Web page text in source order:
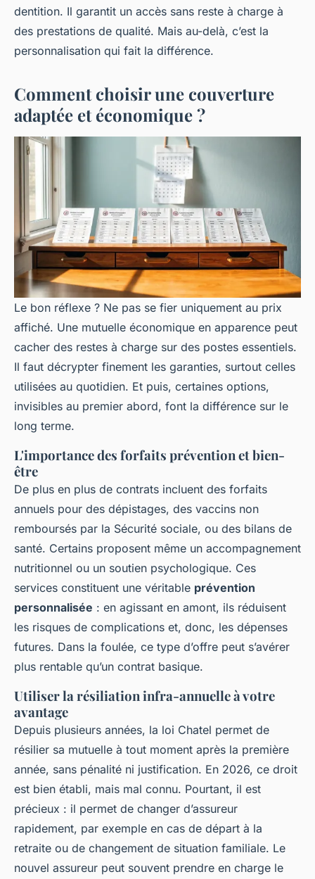
dentition. Il garantit un accès sans reste à charge à
des prestations de qualité. Mais au-delà, c’est la
personnalisation qui fait la différence.
Comment choisir une couverture
adaptée et économique ?
Le bon réflexe ? Ne pas se fier uniquement au prix
affiché. Une mutuelle économique en apparence peut
cacher des restes à charge sur des postes essentiels.
Il faut décrypter finement les garanties, surtout celles
utilisées au quotidien. Et puis, certaines options,
invisibles au premier abord, font la différence sur le
long terme.
L'importance des forfaits prévention et bien-
être
De plus en plus de contrats incluent des forfaits
annuels pour des dépistages, des vaccins non
remboursés par la Sécurité sociale, ou des bilans de
santé. Certains proposent même un accompagnement
nutritionnel ou un soutien psychologique. Ces
services constituent une véritable prévention
personnalisée : en agissant en amont, ils réduisent
les risques de complications et, donc, les dépenses
futures. Dans la foulée, ce type d’offre peut s’avérer
plus rentable qu’un contrat basique.
Utiliser la résiliation infra-annuelle à votre
avantage
Depuis plusieurs années, la loi Chatel permet de
résilier sa mutuelle à tout moment après la première
année, sans pénalité ni justification. En 2026, ce droit
est bien établi, mais mal connu. Pourtant, il est
précieux : il permet de changer d’assureur
rapidement, par exemple en cas de départ à la
retraite ou de changement de situation familiale. Le
nouvel assureur peut souvent prendre en charge le